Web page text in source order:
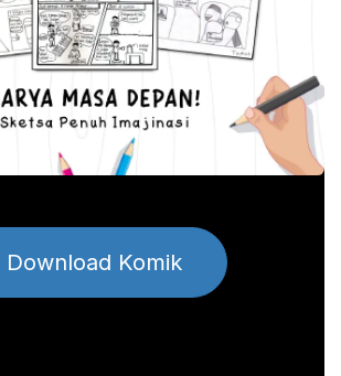
Download Komik